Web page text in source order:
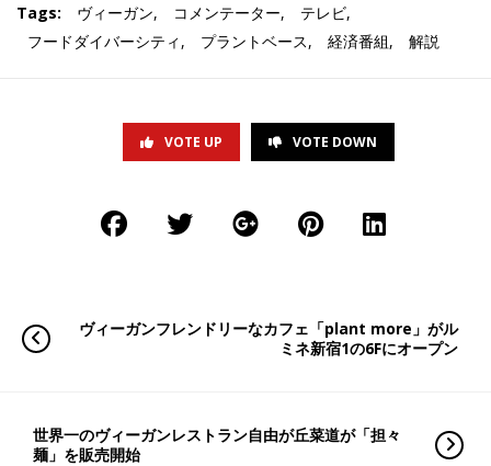
Tags: ヴィーガン, コメンテーター, テレビ,
フードダイバーシティ , プラントベース, 経済番組, 解説
VOTE UP VOTE DOWN
ヴィーガンフレンドリーなカフェ「plant more」がル
ミネ新宿1の6Fにオープン
世界一のヴィーガンレストラン自由が丘菜道が「担々
麺」を販売開始